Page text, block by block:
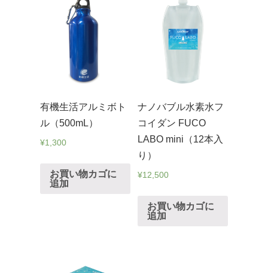
有機生活アルミボト
ル（500mL）
¥1,300
お買い物カゴに
追加
ナノバブル水素水フ
コイダン FUCO
LABO mini（12本入
り）
¥12,500
お買い物カゴに
追加